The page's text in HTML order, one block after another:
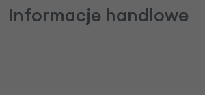
Informacje handlowe